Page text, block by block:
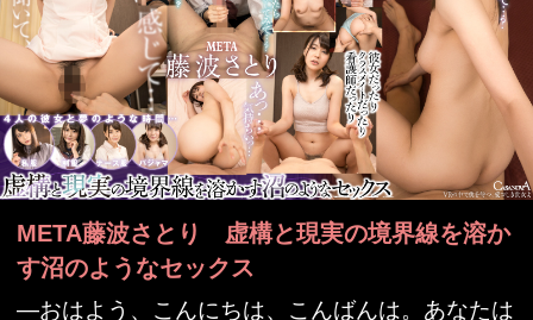
META藤波さとり 虚構と現実の境界線を溶か
す沼のようなセックス
―おはよう、こんにちは、こんばんは。あなたは
今これをどこで観てるのかな？私にはそれを知る
よしはないけど。だってあなたの目の前に、現実
に居る訳じゃないから。でもいまこれを見てくれ
います―
藤波さとりが視聴者のあなたに語りかけ、キスを
して、身体を見せつけ、あなたのチンポを触り、
舐め、挿入する。長く深いキスをして目を開ける